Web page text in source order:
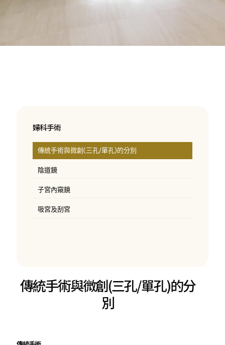
傳統手術與微創(三孔/單孔)的分
別
婦科手術
傳統手術與微創(三孔/單孔)的分別
陰道鏡
子宮內窺鏡
吸宮及刮宮